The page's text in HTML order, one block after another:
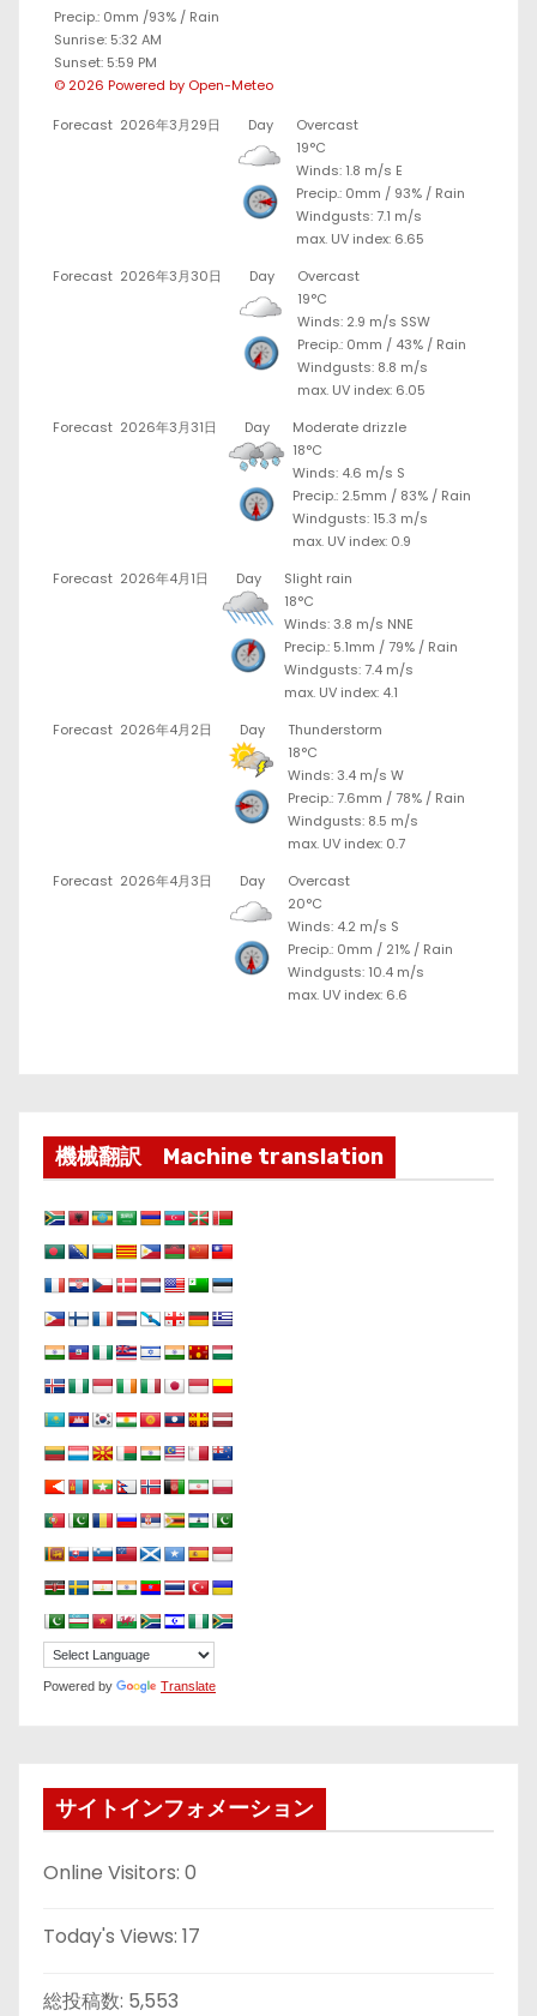
Precip.: 0mm /93% / Rain
Sunrise: 5:32 AM
Sunset: 5:59 PM
© 2026 Powered by Open-Meteo
Forecast 2026年3月29日 Day
Overcast
19°C
Winds: 1.8 m/s E
Precip.: 0mm / 93% / Rain
Windgusts: 7.1 m/s
max. UV index: 6.65
Forecast 2026年3月30日 Day
Overcast
19°C
Winds: 2.9 m/s SSW
Precip.: 0mm / 43% / Rain
Windgusts: 8.8 m/s
max. UV index: 6.05
Forecast 2026年3月31日 Day
Moderate drizzle
18°C
Winds: 4.6 m/s S
Precip.: 2.5mm / 83% / Rain
Windgusts: 15.3 m/s
max. UV index: 0.9
Forecast 2026年4月1日 Day
Slight rain
18°C
Winds: 3.8 m/s NNE
Precip.: 5.1mm /79% / Rain
Windgusts: 7.4 m/s
max. UV index: 4.1
Forecast 2026年4月2日 Day
Thunderstorm
18°C
Winds: 3.4 m/s W
Precip.:7.6mm /78% / Rain
Windgusts: 8.5 m/s
max. UV index: 0.7
Forecast 2026年4月3日 Day
Overcast
20°C
Winds: 4.2 m/s S
Precip.: 0mm / 21% / Rain
Windgusts: 10.4 m/s
max. UV index: 6.6
機械翻訳 Machine translation
Powered by Translate
サイトインフォメーション
Online Visitors: 0
Today's Views: 17
総投稿数: 5,553